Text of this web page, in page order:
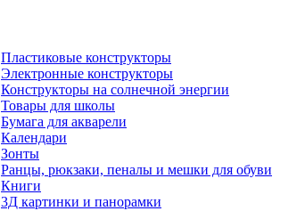
Пластиковые конструкторы
Электронные конструкторы
Конструкторы на солнечной энергии
Товары для школы
Бумага для акварели
Календари
Зонты
Ранцы, рюкзаки, пеналы и мешки для обуви
Книги
3Д картинки и панорамки